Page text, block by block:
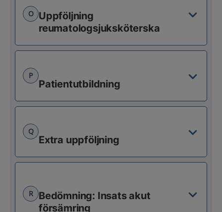
O
Uppföljning
reumatologsjuksköterska
P
Patientutbildning
Q
Extra uppföljning
R
Bedömning: Insats akut
försämring